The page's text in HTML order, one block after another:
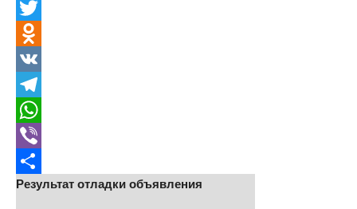
Facebook
Twitter
Odnoklassniki
VK
Telegram
WhatsApp
Viber
Отправить
Результат отладки объявления